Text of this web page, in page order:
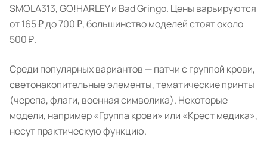
SMOLA313, GO!HARLEY и Bad Gringo. Цены варьируются
от 165 ₽ до 700 ₽, большинство моделей стоят около
500 ₽.
Среди популярных вариантов — патчи с группой крови,
светонакопительные элементы, тематические принты
(черепа, флаги, военная символика). Некоторые
модели, например «Группа крови» или «Крест медика»,
несут практическую функцию.